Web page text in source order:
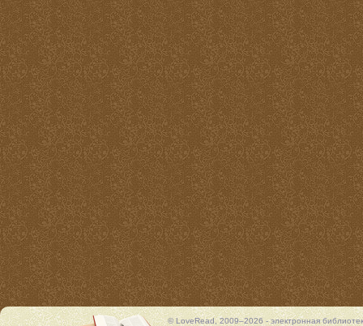
© LoveRead, 2009–2026 - электронная